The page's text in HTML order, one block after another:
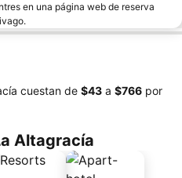
en una página web de reserva
cuestan de ‎$43 a ‎$766 por
Altagracía